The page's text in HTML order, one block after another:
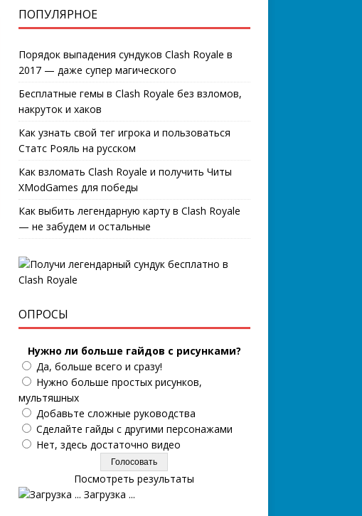
ПОПУЛЯРНОЕ
Порядок выпадения сундуков Clash Royale в
2017 — даже супер магического
Бесплатные гемы в Clash Royale без взломов,
накруток и хаков
Как узнать свой тег игрока и пользоваться
Статс Рояль на русском
Как взломать Clash Royale и получить Читы
XModGames для победы
Как выбить легендарную карту в Clash Royale
— не забудем и остальные
ОПРОСЫ
Нужно ли больше гайдов с рисунками?
Да, больше всего и сразу!
Нужно больше простых рисунков,
мультяшных
Добавьте сложные руководства
Сделайте гайды с другими персонажами
Нет, здесь достаточно видео
Посмотреть результаты
Загрузка ...